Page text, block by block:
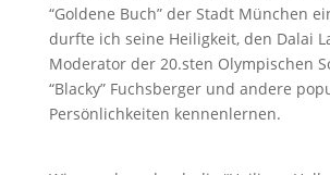
“Goldene Buch” der Stadt München
durfte ich seine Heiligkeit, den Dalai
Moderator der 20.sten Olympischen
“Blacky” Fuchsberger und andere
Persönlichkeiten kennenlernen.